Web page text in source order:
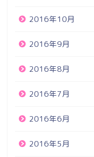
2016年10月
2016年9月
2016年8月
2016年7月
2016年6月
2016年5月